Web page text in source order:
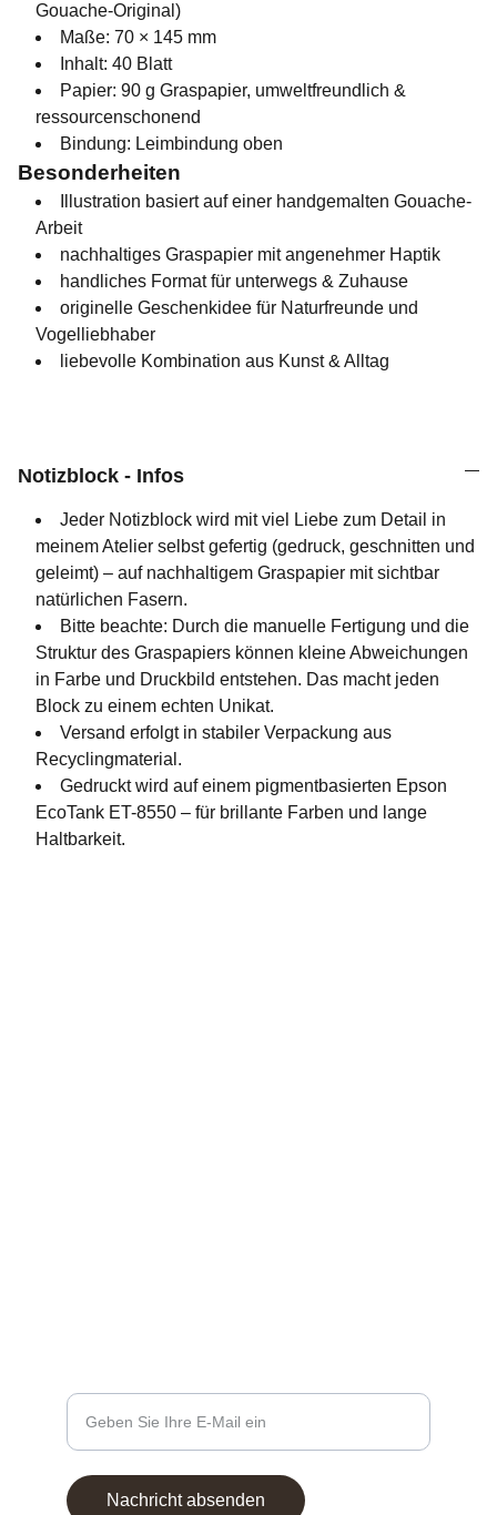
Gouache-Original)
Maße: 70 × 145 mm
Inhalt: 40 Blatt
Papier: 90 g Graspapier, umweltfreundlich &
ressourcenschonend
Bindung: Leimbindung oben
Besonderheiten
Illustration basiert auf einer handgemalten Gouache-
Arbeit
nachhaltiges Graspapier mit angenehmer Haptik
handliches Format für unterwegs & Zuhause
originelle Geschenkidee für Naturfreunde und
Vogelliebhaber
liebevolle Kombination aus Kunst & Alltag
Notizblock - Infos
Jeder Notizblock wird mit viel Liebe zum Detail in
meinem Atelier selbst gefertig (gedruck, geschnitten und
geleimt) – auf nachhaltigem Graspapier mit sichtbar
natürlichen Fasern.
Bitte beachte: Durch die manuelle Fertigung und die
Struktur des Graspapiers können kleine Abweichungen
in Farbe und Druckbild entstehen. Das macht jeden
Block zu einem echten Unikat.
Versand erfolgt in stabiler Verpackung aus
Recyclingmaterial.
Gedruckt wird auf einem pigmentbasierten Epson
EcoTank ET-8550 – für brillante Farben und lange
Haltbarkeit.
Nachricht absenden